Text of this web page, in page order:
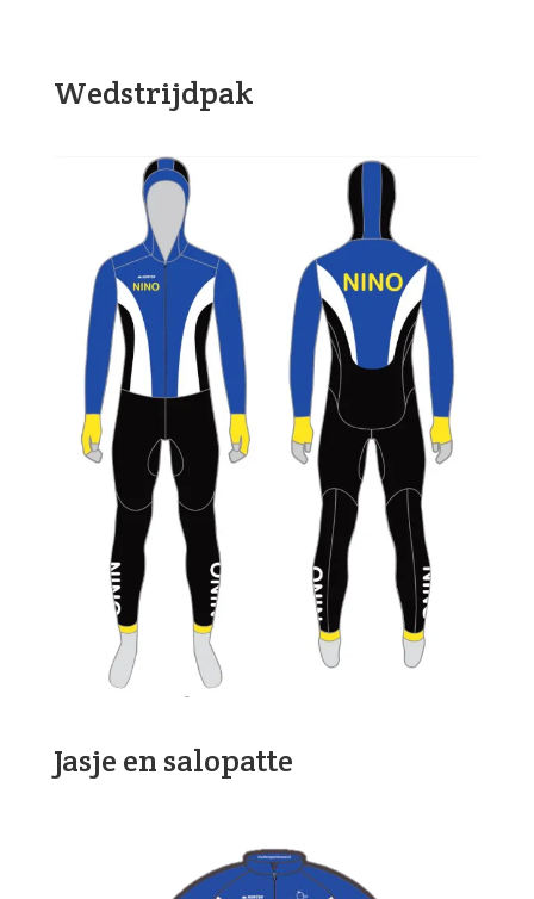
Wedstrijdpak
Jasje en salopatte